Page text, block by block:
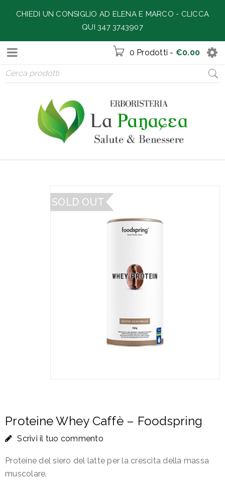
0 Prodotti - €0.00
SOLD OUT
Proteine Whey Caffè – Foodspring
Scrivi il tuo commento
Proteine del siero del latte per la crescita della massa
muscolare.
CHIEDI UN CONSIGLIO AD ELENA E MARCO - CLICCA
QUI 347 3743907